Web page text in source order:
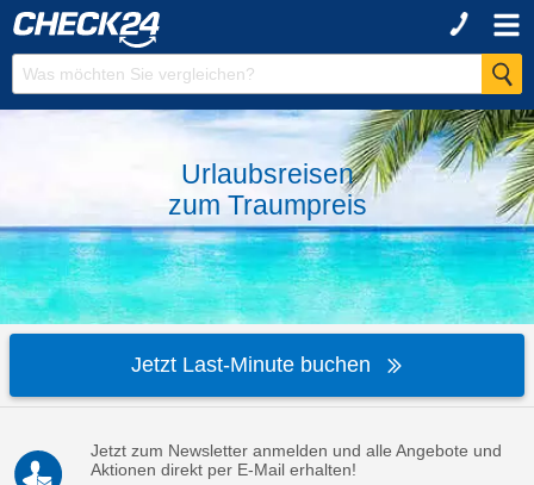
Urlaubsreisen
zum Traumpreis
Jetzt Last-Minute buchen
Jetzt zum Newsletter anmelden und alle Angebote und
Aktionen direkt per E-Mail erhalten!